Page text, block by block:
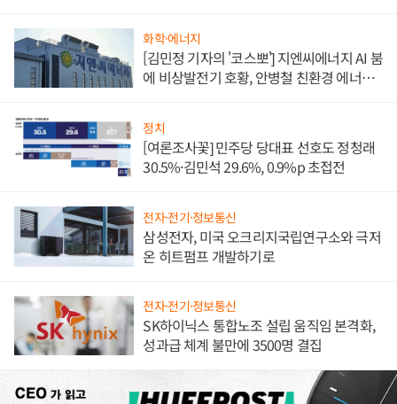
화학·에너지
[김민정 기자의 '코스뽀'] 지엔씨에너지 AI 붐
에 비상발전기 호황, 안병철 친환경 에너지
정치
[여론조사꽃] 민주당 당대표 선호도 정청래
30.5%·김민석 29.6%, 0.9%p 초접전
전자·전기·정보통신
삼성전자, 미국 오크리지국립연구소와 극저
온 히트펌프 개발하기로
전자·전기·정보통신
SK하이닉스 통합노조 설립 움직임 본격화,
성과급 체계 불만에 3500명 결집